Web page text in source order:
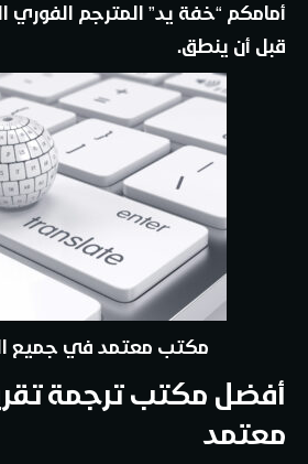
أمامكم “خفة يد” المترجم الفوري
قبل أن ينطق.
مكتب معتمد في جميع
أفضل مكتب ترجمة
معتمد